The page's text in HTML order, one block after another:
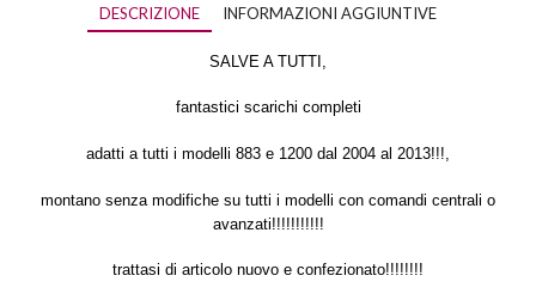
DESCRIZIONE INFORMAZIONI AGGIUNTIVE
SALVE A TUTTI,
fantastici scarichi completi
adatti a tutti i modelli 883 e 1200 dal 2004 al 2013!!!,
montano senza modifiche su tutti i modelli con comandi centrali o
avanzati!!!!!!!!!!!
trattasi di articolo nuovo e confezionato!!!!!!!!